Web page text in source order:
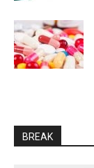
BREAK